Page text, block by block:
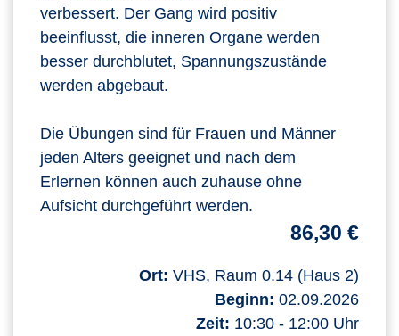
verbessert. Der Gang wird positiv
beeinflusst, die inneren Organe werden
besser durchblutet, Spannungszustände
werden abgebaut.
Die Übungen sind für Frauen und Männer
jeden Alters geeignet und nach dem
Erlernen können auch zuhause ohne
Aufsicht durchgeführt werden.
86,30 €
Ort: VHS, Raum 0.14 (Haus 2)
Beginn: 02.09.2026
Zeit: 10:30 - 12:00 Uhr